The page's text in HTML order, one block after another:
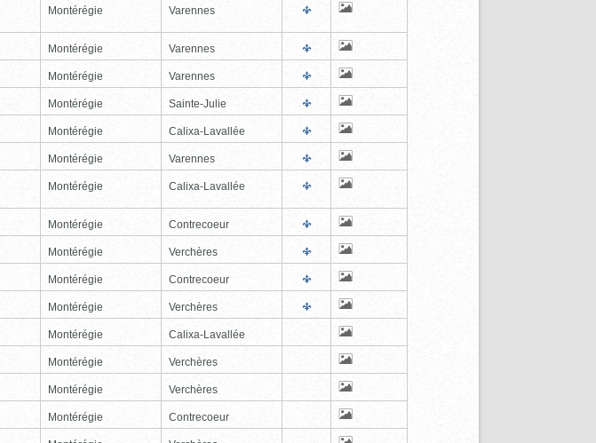
Montérégie Varennes
Montérégie Varennes
Montérégie Varennes
Montérégie Sainte-Julie
Montérégie Calixa-Lavallée
Montérégie Varennes
Montérégie Calixa-Lavallée
Montérégie Contrecoeur
Montérégie Verchères
Montérégie Contrecoeur
Montérégie Verchères
Montérégie Calixa-Lavallée
Montérégie Verchères
Montérégie Verchères
Montérégie Contrecoeur